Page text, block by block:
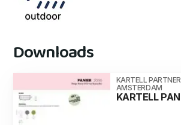
Downloads
KARTELL
AMSTERDAM
KARTELL